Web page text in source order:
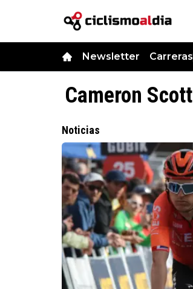
Newsletter Carreras
Cameron Scott
Noticias